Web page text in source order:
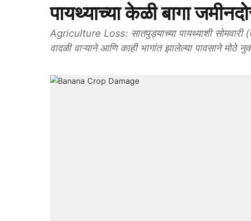
पायथ्याच्या केळी बागा
Agriculture Loss: सातपुड्याच्या पायथ्याशी सोमवारी
वादळी वाऱ्याने आणि काही भागांत झालेल्या पावसाने मोठे